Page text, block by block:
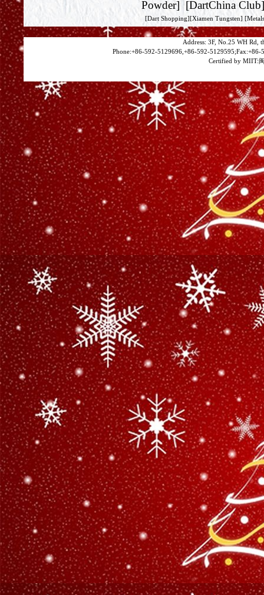
Powder] [DartChina Club
[Dart Shopping][Xiamen Tungsten]
Address: 3F, No.25 WH Rd,
Phone:+86-592-5129696,+86-592-
Certified by MIIT: